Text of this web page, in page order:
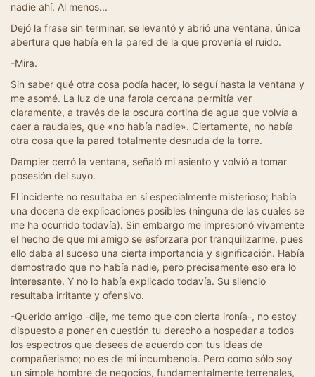
nadie ahí. Al menos...
Dejó la frase sin terminar, se levantó y abrió una ventana, única
abertura que había en la pared de la que provenía el ruido.
-Mira.
Sin saber qué otra cosa podía hacer, lo seguí hasta la ventana y
me asomé. La luz de una farola cercana permitía ver
claramente, a través de la oscura cortina de agua que volvía a
caer a raudales, que «no había nadie». Ciertamente, no había
otra cosa que la pared totalmente desnuda de la torre.
Dampier cerró la ventana, señaló mi asiento y volvió a tomar
posesión del suyo.
El incidente no resultaba en sí especialmente misterioso; había
una docena de explicaciones posibles (ninguna de las cuales se
me ha ocurrido todavía). Sin embargo me impresionó vivamente
el hecho de que mi amigo se esforzara por tranquilizarme, pues
ello daba al suceso una cierta importancia y significación. Había
demostrado que no había nadie, pero precisamente eso era lo
interesante. Y no lo había explicado todavía. Su silencio
resultaba irritante y ofensivo.
-Querido amigo -dije, me temo que con cierta ironía-, no estoy
dispuesto a poner en cuestión tu derecho a hospedar a todos
los espectros que desees de acuerdo con tus ideas de
compañerismo; no es de mi incumbencia. Pero como sólo soy
un simple hombre de negocios, fundamentalmente terrenales,